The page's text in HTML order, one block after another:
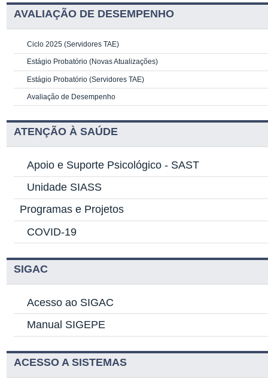
AVALIAÇÃO DE DESEMPENHO
Ciclo 2025 (Servidores TAE)
Estágio Probatório (Novas Atualizações)
Estágio Probatório (Servidores TAE)
Avaliação de Desempenho
ATENÇÃO À SAÚDE
Apoio e Suporte Psicológico - SAST
Unidade SIASS
Programas e Projetos
COVID-19
SIGAC
Acesso ao SIGAC
Manual SIGEPE
ACESSO A SISTEMAS